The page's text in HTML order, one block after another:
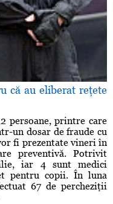
că au eliberat reţete
persoane, printre care
un dosar de fraude cu
fi prezentate vineri în
preventivă. Potrivit
iar 4 sunt medici
pentru copii. În luna
67 de percheziţii